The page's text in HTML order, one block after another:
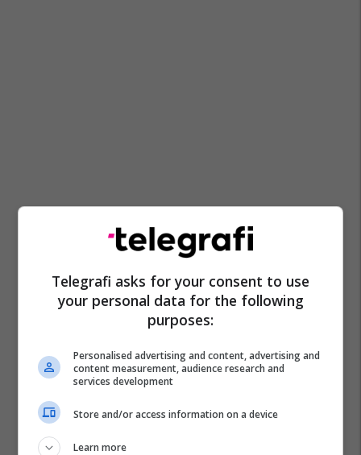
Telegrafi asks for your consent to use
your personal data for the following
purposes:
Personalised advertising and content, advertising and
content measurement, audience research and
services development
Store and/or access information on a device
Learn more